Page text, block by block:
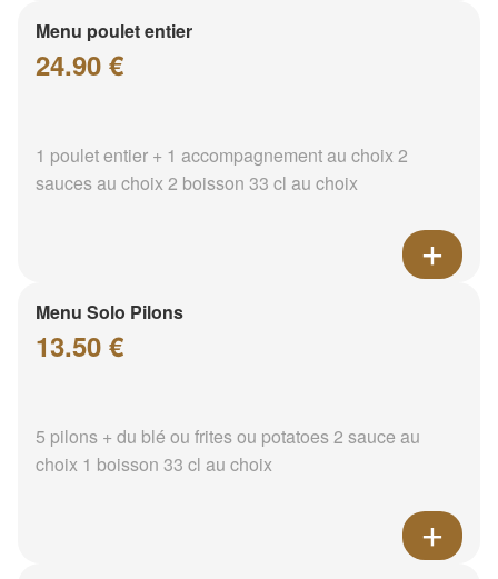
Menu poulet entier
24.90 €
1 poulet entier + 1 accompagnement au choix 2
sauces au choix 2 boisson 33 cl au choix
Menu Solo Pilons
13.50 €
5 pilons + du blé ou frites ou potatoes 2 sauce au
choix 1 boisson 33 cl au choix